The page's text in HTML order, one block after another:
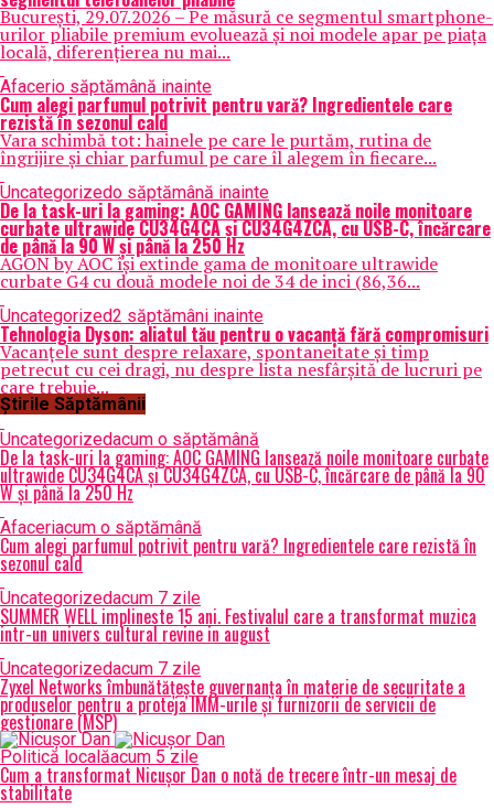
București, 29.07.2026 – Pe măsură ce segmentul smartphone-
urilor pliabile premium evoluează și noi modele apar pe piața
locală, diferențierea nu mai...
Afacerio săptămână inainte
Cum alegi parfumul potrivit pentru vară? Ingredientele care
rezistă în sezonul cald
Vara schimbă tot: hainele pe care le purtăm, rutina de
îngrijire și chiar parfumul pe care îl alegem în fiecare...
Uncategorizedo săptămână inainte
De la task-uri la gaming: AOC GAMING lansează noile monitoare
curbate ultrawide CU34G4CA și CU34G4ZCA, cu USB-C, încărcare
de până la 90 W și până la 250 Hz
AGON by AOC își extinde gama de monitoare ultrawide
curbate G4 cu două modele noi de 34 de inci (86,36...
Uncategorized2 săptămâni inainte
Tehnologia Dyson: aliatul tău pentru o vacanță fără compromisuri
Vacanțele sunt despre relaxare, spontaneitate și timp
petrecut cu cei dragi, nu despre lista nesfârșită de lucruri pe
care trebuie...
Știrile Săptămânii
Uncategorizedacum o săptămână
De la task-uri la gaming: AOC GAMING lansează noile monitoare curbate
ultrawide CU34G4CA și CU34G4ZCA, cu USB-C, încărcare de până la 90
W și până la 250 Hz
Afaceriacum o săptămână
Cum alegi parfumul potrivit pentru vară? Ingredientele care rezistă în
sezonul cald
Uncategorizedacum 7 zile
SUMMER WELL implineste 15 ani. Festivalul care a transformat muzica
intr-un univers cultural revine in august
Uncategorizedacum 7 zile
Zyxel Networks îmbunătățește guvernanța în materie de securitate a
produselor pentru a proteja IMM-urile și furnizorii de servicii de
gestionare (MSP)
Politică localăacum 5 zile
Cum a transformat Nicușor Dan o notă de trecere într-un mesaj de
stabilitate